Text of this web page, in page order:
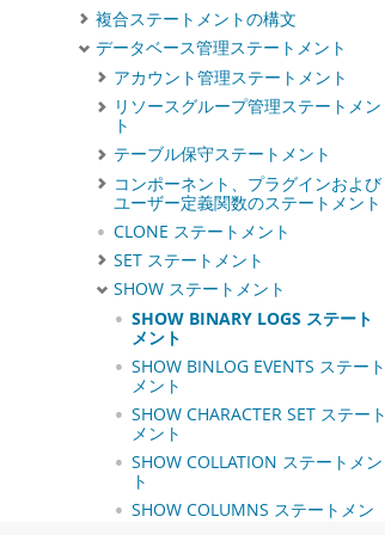
複合ステートメントの構文
データベース管理ステートメント
アカウント管理ステートメント
リソースグループ管理ステートメン
ト
テーブル保守ステートメント
コンポーネント、プラグインおよび
ユーザー定義関数のステートメント
CLONE ステートメント
SET ステートメント
SHOW ステートメント
SHOW BINARY LOGS ステート
メント
SHOW BINLOG EVENTS ステート
メント
SHOW CHARACTER SET ステート
メント
SHOW COLLATION ステートメン
ト
SHOW COLUMNS ステートメン